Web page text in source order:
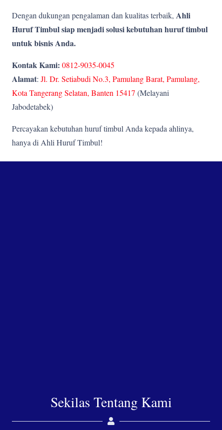
Dengan dukungan pengalaman dan kualitas terbaik, Ahli
Huruf Timbul siap menjadi solusi kebutuhan huruf timbul
untuk bisnis Anda.
Kontak Kami: 0812-9035-0045
Alamat: Jl. Dr. Setiabudi No.3, Pamulang Barat, Pamulang,
Kota Tangerang Selatan, Banten 15417 (Melayani
Jabodetabek)
Percayakan kebutuhan huruf timbul Anda kepada ahlinya,
hanya di Ahli Huruf Timbul!
Sekilas Tentang Kami